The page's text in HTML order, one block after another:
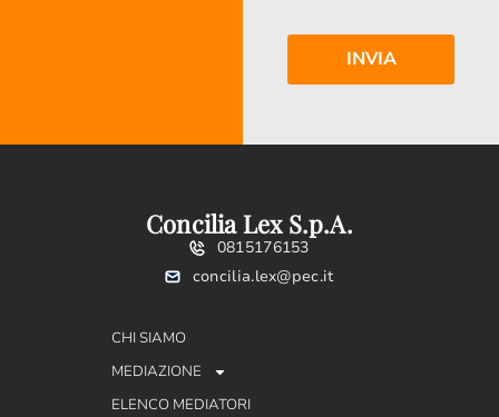
Concilia Lex S.p.A.
0815176153
concilia.lex@pec.it
CHI SIAMO
MEDIAZIONE
ELENCO MEDIATORI